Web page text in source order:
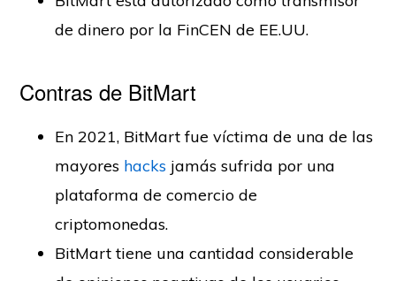
de dinero por la FinCEN de EE.UU.
Contras de BitMart
En 2021, BitMart fue víctima de una de las
mayores hacks jamás sufrida por una
plataforma de comercio de
criptomonedas.
BitMart tiene una cantidad considerable